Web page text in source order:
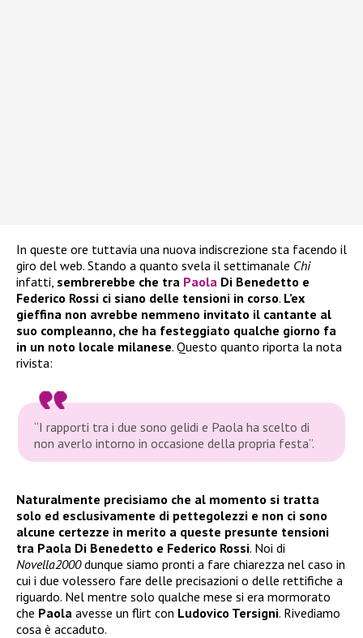
In queste ore tuttavia una nuova indiscrezione sta facendo il
giro del web. Stando a quanto svela il settimanale Chi
infatti, sembrerebbe che tra Paola Di Benedetto e
Federico Rossi ci siano delle tensioni in corso. L’ex
gieffina non avrebbe nemmeno invitato il cantante al
suo compleanno, che ha festeggiato qualche giorno fa
in un noto locale milanese. Questo quanto riporta la nota
rivista:
“I rapporti tra i due sono gelidi e Paola ha scelto di
non averlo intorno in occasione della propria festa”.
Naturalmente precisiamo che al momento si tratta
solo ed esclusivamente di pettegolezzi e non ci sono
alcune certezze in merito a queste presunte tensioni
tra Paola Di Benedetto e Federico Rossi. Noi di
Novella2000dunque siamo pronti a fare chiarezza nel caso in
cui i due volessero fare delle precisazioni o delle rettifiche a
riguardo. Nel mentre solo qualche mese si era mormorato
che Paola avesse un flirt con Ludovico Tersigni. Rivediamo
cosa è accaduto.